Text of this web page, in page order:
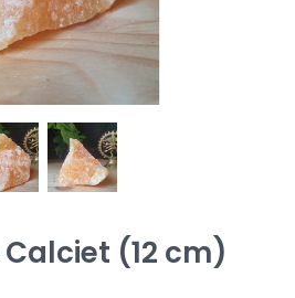
(12 cm)